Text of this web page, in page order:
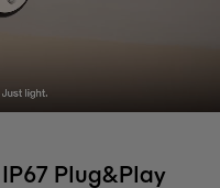
Plug&Play